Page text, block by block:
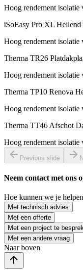
Hoog rendement isolatie
iSoEasy Pro XL Hellend
Hoog rendement isolatie
Therma TR26
Hoog rendement isolatie
Therma TP10 Renova
Hoog rendement isolatie
Therma TT46 Afschot
Hoog rendement isolatie
Previous slide
Neem contact met ons
Hoe kunnen we je
Met technisch advies
Met een offerte
Met een project te
Met een andere vraag
Naar boven